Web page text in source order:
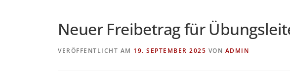
Neuer Freibetrag für
VERÖFFENTLICHT AM 19. SEPTEMBER 2025 VON ADMIN